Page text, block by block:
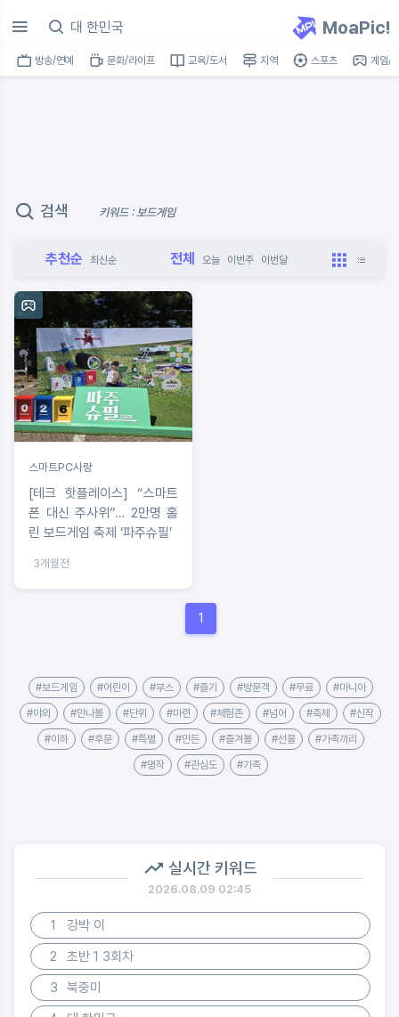
MoaPic!
방송/연예 문화/라이프 교육/도서 지역 스포츠 게임/
검색 키워드 : 보드게임
추천순 최신순 전체 오늘 이번주 이번달
스마트PC사랑
[테크 핫플레이스] “스마트
폰 대신 주사위”… 2만명 홀
린 보드게임 축제 ‘파주슈필’
3개월전
1
#보드게임 #어린이 #부스 #즐기 #방문객 #무료 #마니아
#야외 #만나볼 #단위 #마련 #체험존 #넘어 #축제 #신작
#이하 #후문 #특별 #만든 #즐겨볼 #선물 #가족끼리
#명작 #관심도 #가족
실시간 키워드
2026.08.09 02:45
1
강박 이
2
초반 1 3회차
3
북중미